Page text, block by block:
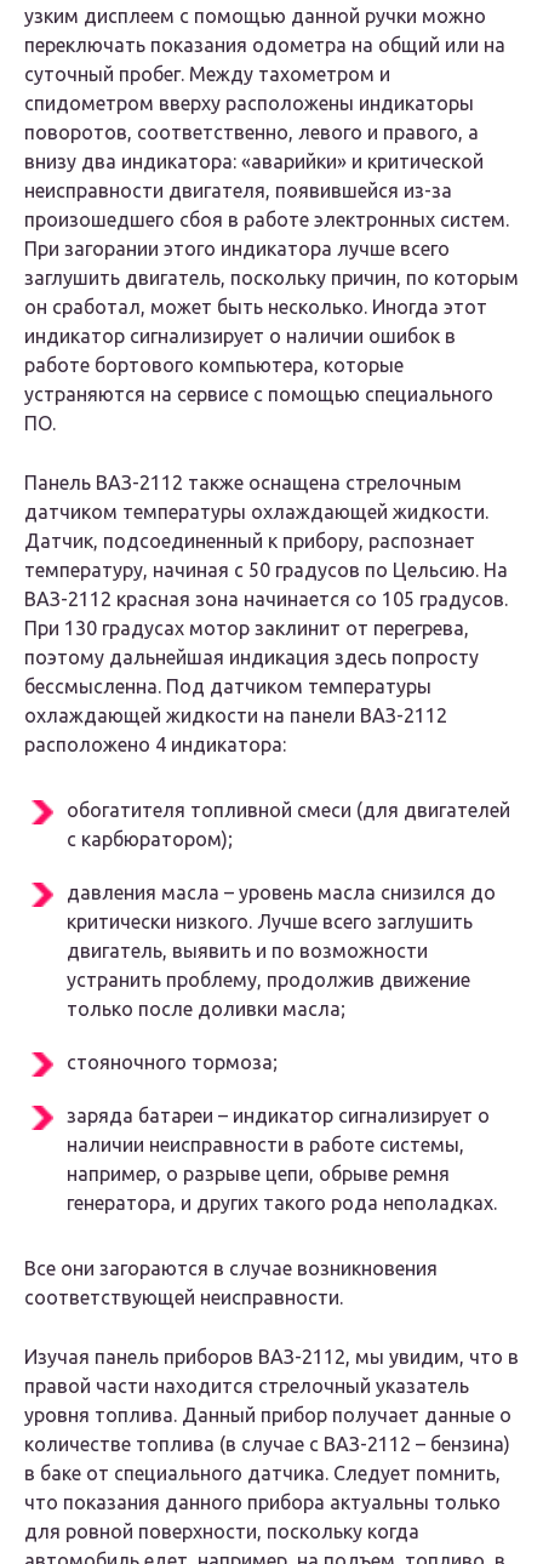
узким дисплеем с помощью данной ручки можно
переключать показания одометра на общий или на
суточный пробег. Между тахометром и
спидометром вверху расположены индикаторы
поворотов, соответственно, левого и правого, а
внизу два индикатора: «аварийки» и критической
неисправности двигателя, появившейся из-за
произошедшего сбоя в работе электронных систем.
При загорании этого индикатора лучше всего
заглушить двигатель, поскольку причин, по которым
он сработал, может быть несколько. Иногда этот
индикатор сигнализирует о наличии ошибок в
работе бортового компьютера, которые
устраняются на сервисе с помощью специального
ПО.
Панель ВАЗ-2112 также оснащена стрелочным
датчиком температуры охлаждающей жидкости.
Датчик, подсоединенный к прибору, распознает
температуру, начиная с 50 градусов по Цельсию. На
ВАЗ-2112 красная зона начинается со 105 градусов.
При 130 градусах мотор заклинит от перегрева,
поэтому дальнейшая индикация здесь попросту
бессмысленна. Под датчиком температуры
охлаждающей жидкости на панели ВАЗ-2112
расположено 4 индикатора:
обогатителя топливной смеси (для двигателей
с карбюратором);
давления масла – уровень масла снизился до
критически низкого. Лучше всего заглушить
двигатель, выявить и по возможности
устранить проблему, продолжив движение
только после доливки масла;
стояночного тормоза;
заряда батареи – индикатор сигнализирует о
наличии неисправности в работе системы,
например, о разрыве цепи, обрыве ремня
генератора, и других такого рода неполадках.
Все они загораются в случае возникновения
соответствующей неисправности.
Изучая панель приборов ВАЗ-2112, мы увидим, что в
правой части находится стрелочный указатель
уровня топлива. Данный прибор получает данные о
количестве топлива (в случае с ВАЗ-2112 – бензина)
в баке от специального датчика. Следует помнить,
что показания данного прибора актуальны только
для ровной поверхности, поскольку когда